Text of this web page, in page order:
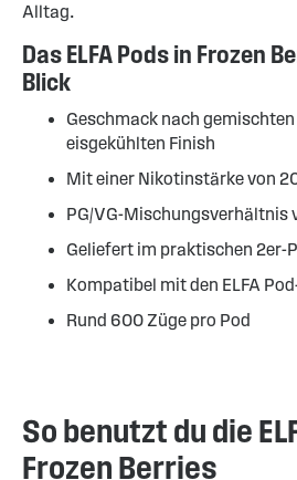
Alltag.
Das ELFA Pods in Frozen
Blick
Geschmack nach
eisgekühlten Finish
Mit einer Nikotinstärke von
PG/VG-Mischungsverhältnis
Geliefert im praktischen 2er-
Kompatibel mit den ELFA
Rund 600 Züge pro Pod
So benutzt du die
Frozen Berries